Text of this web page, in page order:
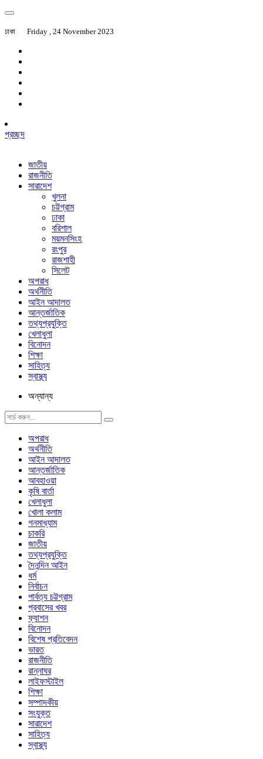
ঢাকা Friday , 24 November 2023
প্রচ্ছদ
জাতীয়
রাজনীতি
সারাদেশ
খুলনা
চট্টগ্রাম
ঢাকা
বরিশাল
ময়মনসিংহ
রংপুর
রাজশাহী
সিলেট
অপরাধ
অর্থনীতি
আইন আদালত
আন্তর্জাতিক
তথ্যপ্রযুক্তি
খেলাধুলা
বিনোদন
শিক্ষা
সাহিত্য
স্বাস্থ্য
অন্যান্য
অপরাধ
অর্থনীতি
আইন আদালত
আন্তর্জাতিক
আবহাওয়া
কৃষি বার্তা
খেলাধুলা
খোলা কলাম
গনমাধ্যাম
চাকরি
জাতীয়
তথ্যপ্রযুক্তি
দৈনন্দিন আইন
ধর্ম
নির্বাচন
পার্বত্য চট্টগ্রাম
প্রবাসের খবর
ফ্যাশন
বিনোদন
বিশেষ প্রতিবেদন
ভারত
রাজনীতি
রান্নাঘর
লাইফস্টাইল
শিক্ষা
সম্পাদকীয়
সংযুক্ত
সারাদেশ
সাহিত্য
স্বাস্থ্য